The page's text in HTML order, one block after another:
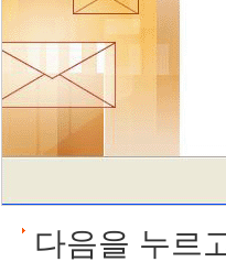
다음을 누르